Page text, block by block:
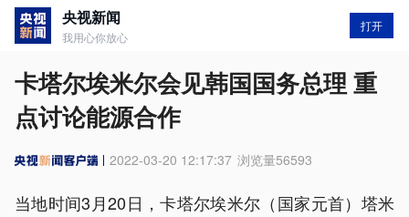
央视新闻
我用心你放心
打开
卡塔尔埃米尔会见韩国国务总理 重
点讨论能源合作
2022-03-20 12:17:37 浏览量56593
当地时间3月20日，卡塔尔埃米尔（国家元首）塔米